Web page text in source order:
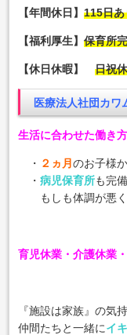
【年間休日】115日あ
【福利厚生】保育所
【休日休暇】日祝
医療法人社団カワ
生活に合わせた働き
・ ２ヵ月のお子様
・病児保育所も完
もしも体調が悪く
育児休業・介護休業
『施設は家族』の気
仲間たちと一緒にイ